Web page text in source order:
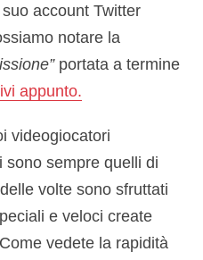
account Twitter
notare la
portata a termine
appunto.
videogiocatori
sono sempre quelli di
volte sono sfruttati
e veloci create
vedete la rapidità